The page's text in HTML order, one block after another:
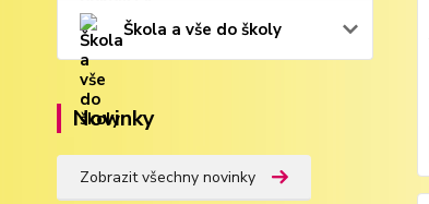
Škola a vše do školy
Novinky
Zobrazit všechny novinky